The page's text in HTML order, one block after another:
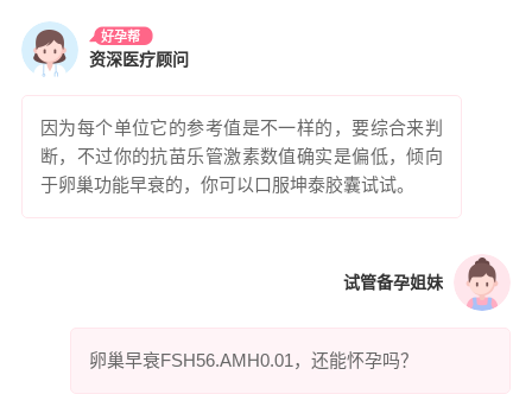
好孕帮
资深医疗顾问
因为每个单位它的参考值是不一样的，要综合来判
断，不过你的抗苗乐管激素数值确实是偏低，倾向
于卵巢功能早衰的，你可以口服坤泰胶囊试试。
试管备孕姐妹
卵巢早衰FSH56.AMH0.01，还能怀孕吗？